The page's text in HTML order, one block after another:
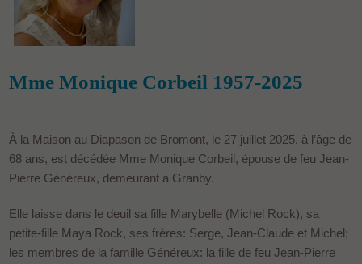
Mme Monique Corbeil 1957-2025
À la Maison au Diapason de Bromont, le 27 juillet 2025, à l’âge de
68 ans, est décédée Mme Monique Corbeil, épouse de feu Jean-
Pierre Généreux, demeurant à Granby.
Elle laisse dans le deuil sa fille Marybelle (Michel Rock), sa
petite-fille Maya Rock, ses frères: Serge, Jean-Claude et Michel;
les membres de la famille Généreux: la fille de feu Jean-Pierre